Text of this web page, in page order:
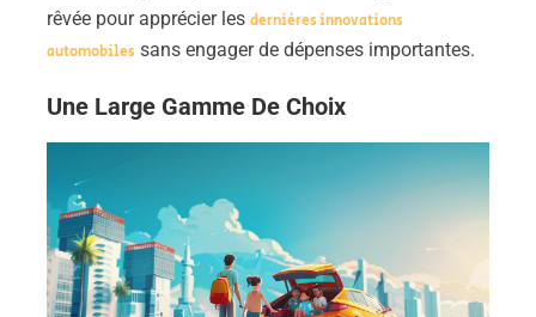
rêvée pour apprécier les dernières innovations
automobiles sans engager de dépenses importantes.
Une Large Gamme De Choix